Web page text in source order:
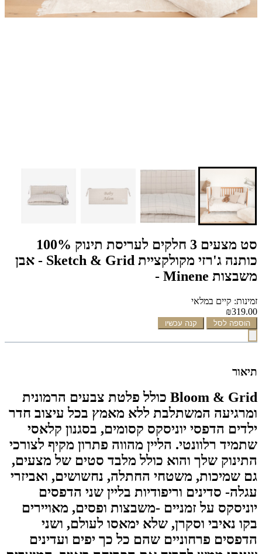
סט מצעים 3 חלקים לעריסת תינוק 100%
כותנה ג'רזי מקולקציית Sketch & Grid - אבן
משבצות Minene -
זמינות: קיים במלאי
₪319.00
הוספה לסל קנה עכשיו
תיאור
Bloom & Grid כולל פלטת צבעים הרמונית
ומרגיעה המשתלבת ללא מאמץ בכל עיצוב חדר
ילדים הדפסי יוניסקס קסומים, בסגנון קלאסי
שתמיד רלוונטי. הליין מהווה פתרון מקיף לצורכי
התינוק שלך והוא כולל מלבד סטים של מצעים,
גם שמיכות, משטחי החתלה, נחשושים, ואביזרי
עגלה- סדינים וריפודיות בליין שני הדפסים
יוניסקס על זמניים -משבצות ופסים, מאויירים
בקו נאיבי וסקרן, שלא ימאסו לעולם, ושני
הדפסים פרחוניים שהם כל כך יפים ועדינים